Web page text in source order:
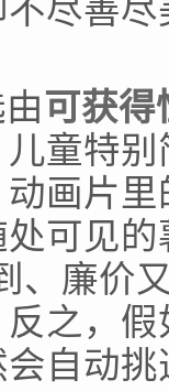
可获
童特
画片
可见
、廉价
之，
自动